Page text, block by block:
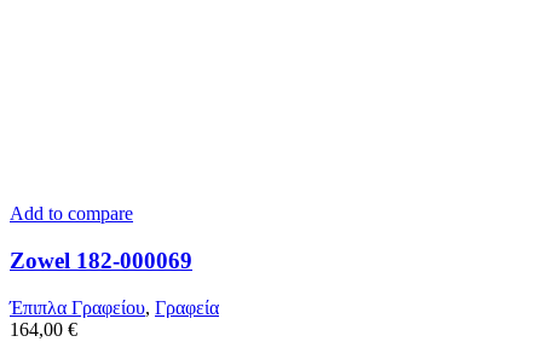
Add to compare
Zowel 182-000069
Έπιπλα Γραφείου, Γραφεία
164,00 €